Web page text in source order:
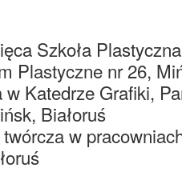
Szkoła
Plastyczne nr 26,
w Katedrze Grafiki,
Białoruś
w